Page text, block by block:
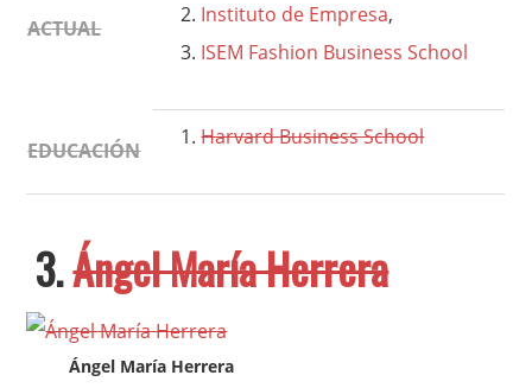
ACTUAL
Instituto de Empresa,
ISEM Fashion Business School
EDUCACIÓN
Harvard Business School
3.Ángel María Herrera
Ángel María Herrera